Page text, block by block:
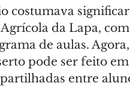
costumava significar
da Lapa,
de aulas.
pode ser feito
entre